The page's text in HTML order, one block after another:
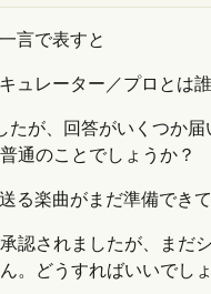
言で表すと
ュレーター／プロとは
たが、回答がいくつか
通のことでしょうか？
る楽曲がまだ準備でき
認されましたが、まだ
。どうすればいいでし